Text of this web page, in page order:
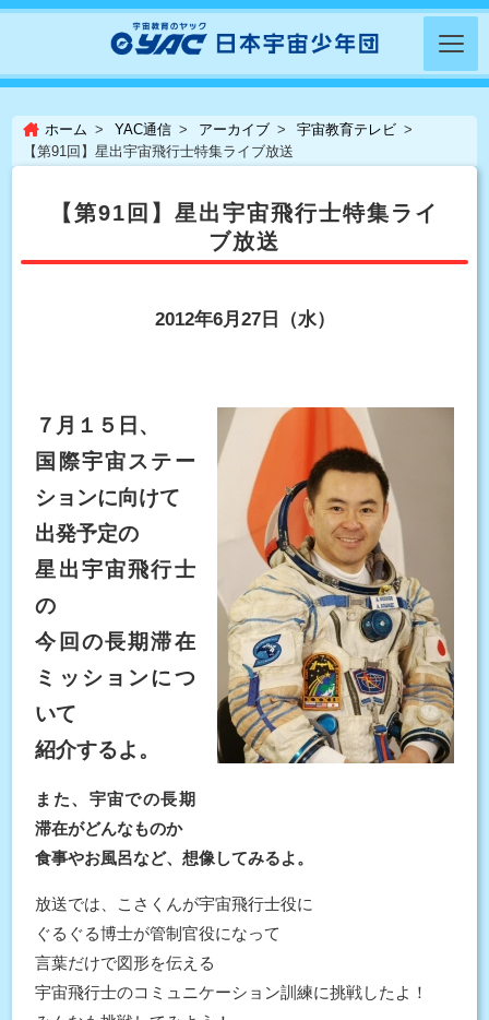
ホーム YAC通信 アーカイブ
宇宙教育テレビ
【第91回】星出宇宙飛行士特集ライブ放送
【第91回】星出宇宙飛行士特集ライ
ブ放送
2012年6月27日（水）
７月１５日、
国際宇宙ステー
ションに向けて
出発予定の
星出宇宙飛行士
の
今回の長期滞在
ミッションにつ
いて
紹介するよ。
また、宇宙での長期
滞在がどんなものか
食事やお風呂など、想像してみるよ。
放送では、こさくんが宇宙飛行士役に
ぐるぐる博士が管制官役になって
言葉だけで図形を伝える
宇宙飛行士のコミュニケーション訓練に挑戦したよ！